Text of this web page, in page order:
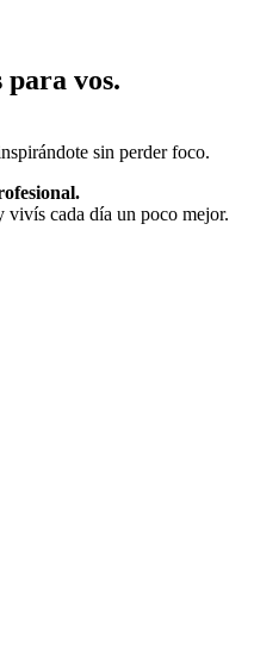
para vos.
sin perder foco.
cada día un poco mejor.